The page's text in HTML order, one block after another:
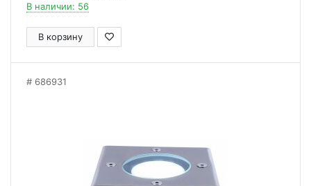
В наличии: 56
В корзину
686931